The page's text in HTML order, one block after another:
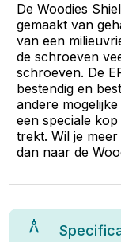
De Woodies
gemaakt van
van een
de schroeven
schroeven. De
bestendig en
andere
een speciale
trekt. Wil je
dan naar de